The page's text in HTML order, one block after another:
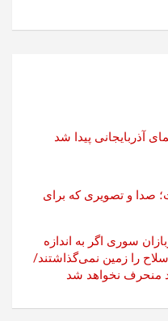
آذربایجانی پیدا شد
صدا و تصویری که برای
سوری اگر به اندازه
را زمین نمی‌گذاشتند/
منحرف نخواهد شد